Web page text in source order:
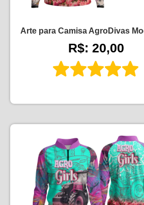
Arte para Camisa AgroDivas
R$: 20,00